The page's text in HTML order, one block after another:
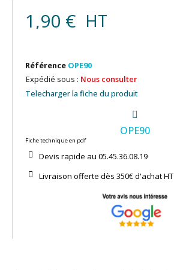
1,90 € HT
Référence OPE90
Expédié sous : Nous consulter
Telecharger la fiche du produit
OPE90
Fiche technique en pdf
Devis rapide au 05.45.36.08.19​
Livraison offerte dès 350€ d'achat​ HT